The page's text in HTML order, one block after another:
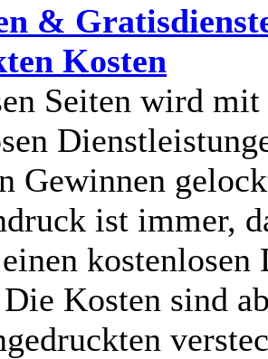
&
Kosten
Seiten wird mit
Gewinnen
ist immer,
kostenlosen
Kosten sind